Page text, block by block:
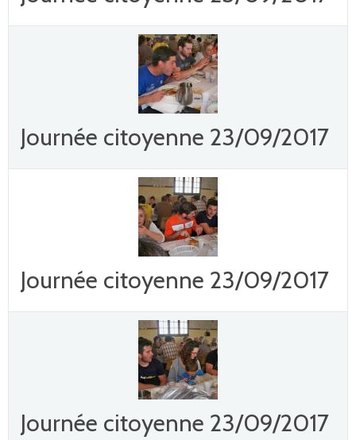
Journée citoyenne 23/09/2017
Journée citoyenne 23/09/2017
Journée citoyenne 23/09/2017